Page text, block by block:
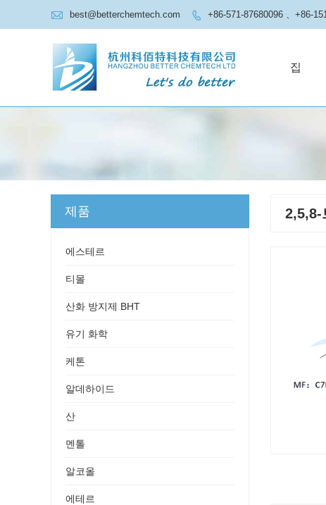
 best@betterchemtech.com  +86-571-87680096 、+86-
집
2,5,8-
제품
에스테르
티몰
산화 방지제 BHT
유기 화학
케톤
알데하이드
산
멘톨
알코올
에테르